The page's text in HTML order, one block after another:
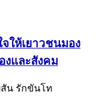
ให้เยาวชนมอง
งและสังคม
น รักขันโท